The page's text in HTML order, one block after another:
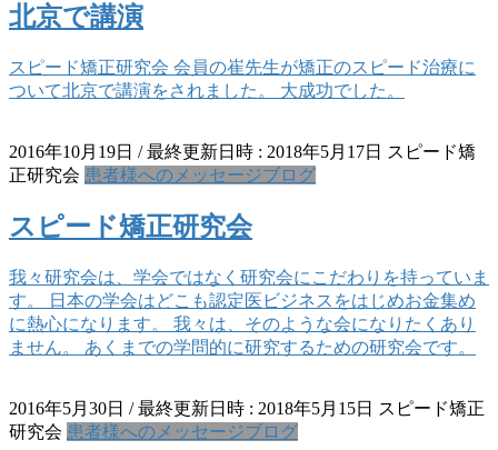
北京で講演
スピード矯正研究会 会員の崔先生が矯正のスピード治療に
ついて北京で講演をされました。 大成功でした。
2016年10月19日 / 最終更新日時 : 2018年5月17日 スピード矯
正研究会 患者様へのメッセージブログ
スピード矯正研究会
我々研究会は、学会ではなく研究会にこだわりを持っていま
す。 日本の学会はどこも認定医ビジネスをはじめお金集め
に熱心になります。 我々は、そのような会になりたくあり
ません。 あくまでの学問的に研究するための研究会です。
2016年5月30日 / 最終更新日時 : 2018年5月15日 スピード矯正
研究会 患者様へのメッセージブログ